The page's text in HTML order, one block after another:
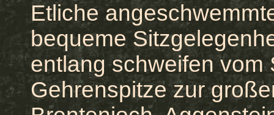
Etliche
bequeme
entlang schweifen vom
Gehrenspitze zur